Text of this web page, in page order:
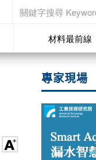
材料最前線
專家現場